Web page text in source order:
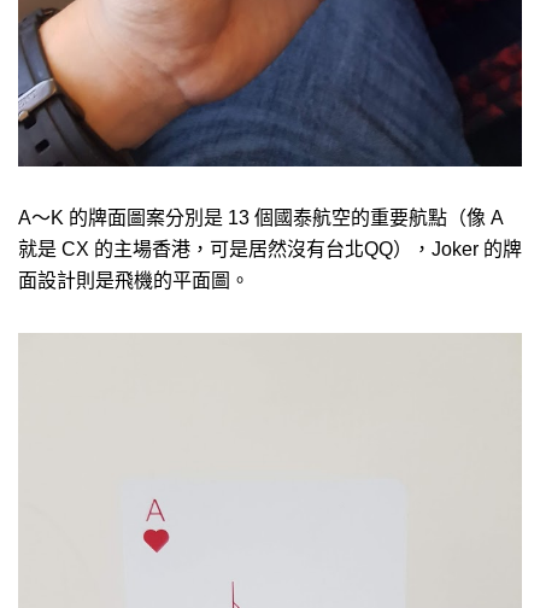
A～K 的牌面圖案分別是 13 個國泰航空的重要航點（像 A
就是 CX 的主場香港，可是居然沒有台北QQ），Joker 的牌
面設計則是飛機的平面圖。